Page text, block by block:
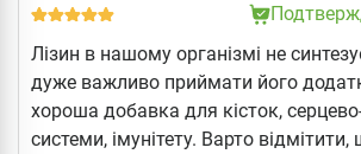
Лізин в нашому організмі не
дуже важливо приймати його
хороша добавка для кісток,
системи, імунітету. Варто